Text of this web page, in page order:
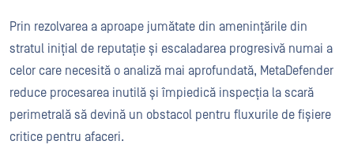
Prin rezolvarea a aproape jumătate din amenințările din
stratul inițial de reputație și escaladarea progresivă numai a
celor care necesită o analiză mai aprofundată, MetaDefender
reduce procesarea inutilă și împiedică inspecția la scară
perimetrală să devină un obstacol pentru fluxurile de fișiere
critice pentru afaceri.